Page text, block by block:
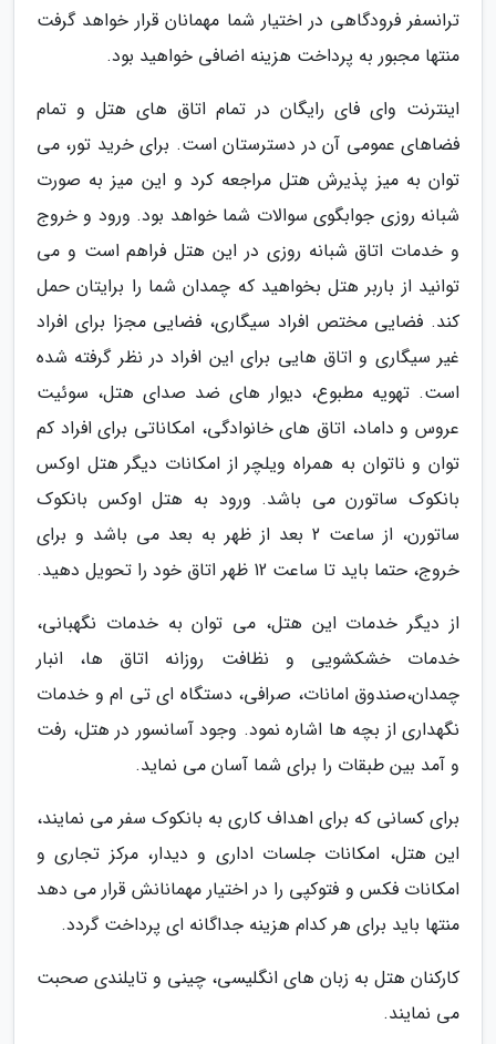
ترانسفر فرودگاهی در اختیار شما مهمانان قرار خواهد گرفت
منتها مجبور به پرداخت هزینه اضافی خواهید بود.
اینترنت وای فای رایگان در تمام اتاق های هتل و تمام
فضاهای عمومی آن در دسترستان است. برای خرید تور، می
توان به میز پذیرش هتل مراجعه کرد و این میز به صورت
شبانه روزی جوابگوی سوالات شما خواهد بود. ورود و خروج
و خدمات اتاق شبانه روزی در این هتل فراهم است و می
توانید از باربر هتل بخواهید که چمدان شما را برایتان حمل
کند. فضایی مختص افراد سیگاری، فضایی مجزا برای افراد
غیر سیگاری و اتاق هایی برای این افراد در نظر گرفته شده
است. تهویه مطبوع، دیوار های ضد صدای هتل، سوئیت
عروس و داماد، اتاق های خانوادگی، امکاناتی برای افراد کم
توان و ناتوان به همراه ویلچر از امکانات دیگر هتل اوکس
بانکوک ساتورن می باشد. ورود به هتل اوکس بانکوک
ساتورن، از ساعت 2 بعد از ظهر به بعد می باشد و برای
خروج، حتما باید تا ساعت 12 ظهر اتاق خود را تحویل دهید.
از دیگر خدمات این هتل، می توان به خدمات نگهبانی،
خدمات خشکشویی و نظافت روزانه اتاق ها، انبار
چمدان،صندوق امانات، صرافی، دستگاه ای تی ام و خدمات
نگهداری از بچه ها اشاره نمود. وجود آسانسور در هتل، رفت
و آمد بین طبقات را برای شما آسان می نماید.
برای کسانی که برای اهداف کاری به بانکوک سفر می نمایند،
این هتل، امکانات جلسات اداری و دیدار، مرکز تجاری و
امکانات فکس و فتوکپی را در اختیار مهمانانش قرار می دهد
منتها باید برای هر کدام هزینه جداگانه ای پرداخت گردد.
کارکنان هتل به زبان های انگلیسی، چینی و تایلندی صحبت
می نمایند.